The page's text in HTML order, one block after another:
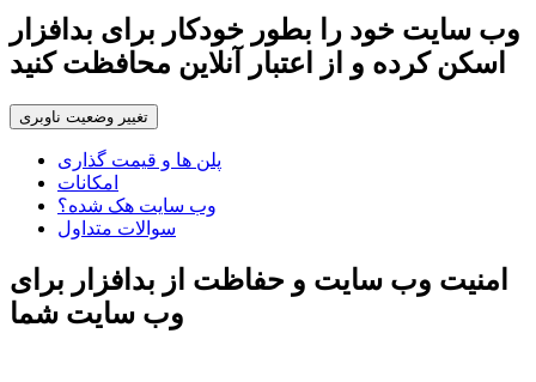
وب سایت خود را بطور خودکار برای بدافزار
اسکن کرده و از اعتبار آنلاین محافظت کنید
تغییر وضعیت ناوبری
پلن ها و قیمت گذاری
امکانات
وب سایت هک شده؟
سوالات متداول
امنیت وب سایت و حفاظت از بدافزار برای
وب سایت شما